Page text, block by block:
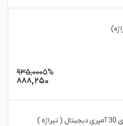
۹۳۵,۰۰۰۵%
۸۸۸,۲۵۰
)